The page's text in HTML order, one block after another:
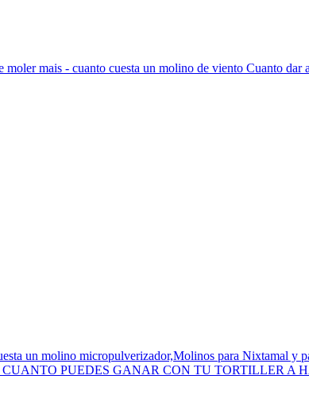
mais - cuanto cuesta un molino de viento Cuanto
un molino micropulverizador,Molinos para Nixtamal y
PUEDES GANAR CON TU TORTILLER A